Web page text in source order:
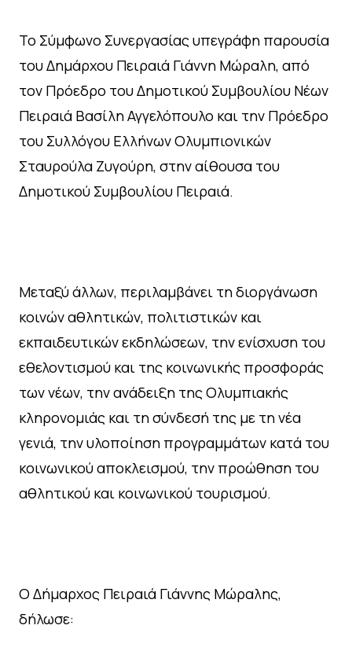
Το Σύμφωνο Συνεργασίας υπεγράφη παρουσία
του Δημάρχου Πειραιά Γιάννη Μώραλη, από
τον Πρόεδρο του Δημοτικού Συμβουλίου Νέων
Πειραιά Βασίλη Αγγελόπουλο και την Πρόεδρο
του Συλλόγου Ελλήνων Ολυμπιονικών
Σταυρούλα Ζυγούρη, στην αίθουσα του
Δημοτικού Συμβουλίου Πειραιά.
Μεταξύ άλλων, περιλαμβάνει τη διοργάνωση
κοινών αθλητικών, πολιτιστικών και
εκπαιδευτικών εκδηλώσεων, την ενίσχυση του
εθελοντισμού και της κοινωνικής προσφοράς
των νέων, την ανάδειξη της Ολυμπιακής
κληρονομιάς και τη σύνδεσή της με τη νέα
γενιά, την υλοποίηση προγραμμάτων κατά του
κοινωνικού αποκλεισμού, την προώθηση του
αθλητικού και κοινωνικού τουρισμού.
Ο Δήμαρχος Πειραιά Γιάννης Μώραλης,
δήλωσε: